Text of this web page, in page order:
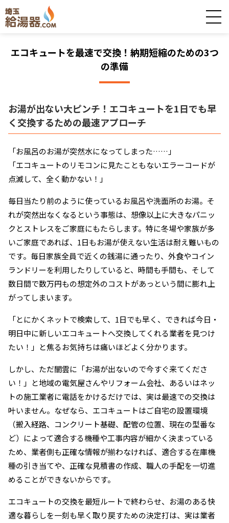
エコキュートを最速で交換！納期短縮のための3つ
の準備
お湯が出ない大ピンチ！エコキュートを1日でも早
く交換するための最速アプローチ
「お風呂のお湯が突然水になってしまった……」
「エコキュートのリモコンに見たこともないエラーコードが
点滅して、全く動かない！」
毎日当たり前のように使っているお風呂や洗面所のお湯。そ
れが突然出なくなるという事態は、想像以上に大きなパニッ
クとストレスをご家庭にもたらします。特に冬場や家族が多
いご家庭であれば、1日もお湯が使えない生活は耐え難いもの
です。毎日家族全員で近くの銭湯に通ったり、外食やコイン
ランドリーを利用したりしていると、時間も手間も、そして
数日間で数万円もの想定外のコストがあっという間に膨れ上
がってしまいます。
「とにかくネットで検索して、1日でも早く、できれば今日・
明日中に新しいエコキュートへ交換してくれる業者を見つけ
たい！」と焦るお気持ちは痛いほどよく分かります。
しかし、ただ闇雲に「お湯が出ないので今すぐ来てくださ
い！」と地域の電気屋さんやリフォーム会社、あるいはネッ
トの施工業者に電話をかけるだけでは、実は最速での交換は
叶いません。なぜなら、エコキュートはご自宅の設置環境
（搬入経路、コンクリート基礎、配管の位置、現在の型番な
ど）によって適合する機種や工事内容が細かく決まっている
ため、業者側も正確な情報が揃わなければ、適合する在庫機
種の引き当てや、正確な見積書の作成、職人の手配を一切進
めることができないからです。
エコキュートの交換を最短ルートで終わらせ、お湯のある快
適な暮らしを一刻も早く取り戻すための決定打は、実は業者